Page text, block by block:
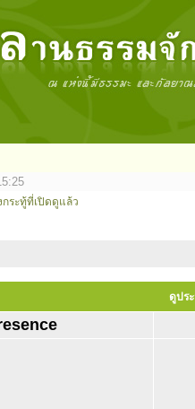
กระทู้ที่เปิดดูแล้ว
ดูปร